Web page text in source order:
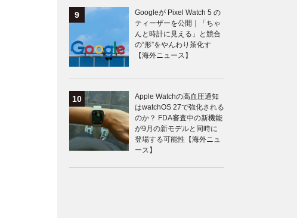
Googleが Pixel Watch 5 の
ティーザーを公開｜「ちゃ
んと時計に見える」と競合
の“形”をやんわり茶化す
【海外ニュース】
Apple Watchの高血圧通知
はwatchOS 27で強化される
のか？ FDA審査中の新機能
が9月の新モデルと同時に
登場する可能性【海外ニュ
ース】